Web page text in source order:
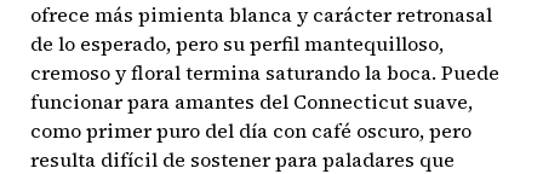
ofrece más pimienta blanca y carácter retronasal
de lo esperado, pero su perfil mantequilloso,
cremoso y floral termina saturando la boca. Puede
funcionar para amantes del Connecticut suave,
como primer puro del día con café oscuro, pero
resulta difícil de sostener para paladares que